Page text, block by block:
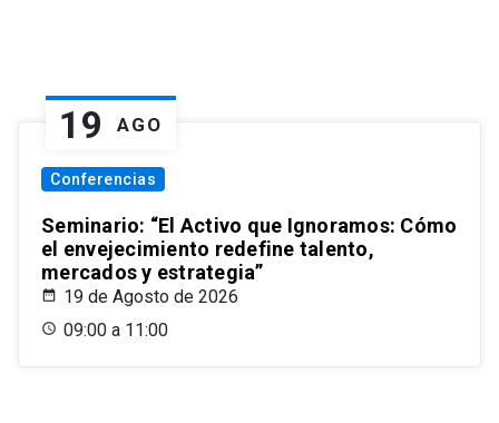
19 AGO
Conferencias
Seminario: “El Activo que Ignoramos: Cómo
el envejecimiento redefine talento,
mercados y estrategia”
19 de Agosto de 2026
09:00 a 11:00